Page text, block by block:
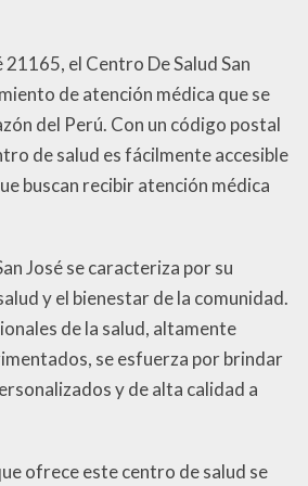
21165, el Centro De Salud San
de atención médica que se
del Perú. Con un código postal
de salud es fácilmente accesible
buscan recibir atención médica
José se caracteriza por su
y el bienestar de la comunidad.
de la salud, altamente
se esfuerza por brindar
y de alta calidad a
ofrece este centro de salud se